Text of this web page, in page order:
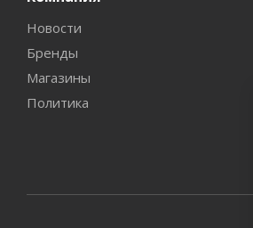
Новости
Бренды
Магазины
Политика